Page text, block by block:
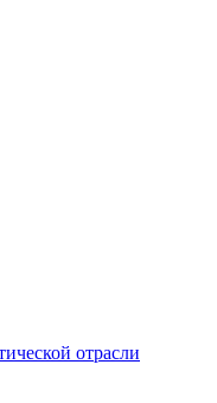
отрасли